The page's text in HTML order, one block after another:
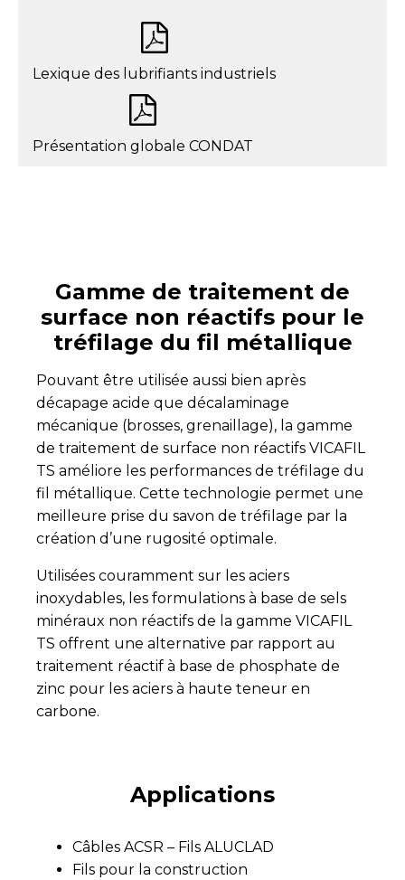
Lexique des lubrifiants industriels
Présentation globale CONDAT
Gamme de traitement de
surface non réactifs pour le
tréfilage du fil métallique
Pouvant être utilisée aussi bien après
décapage acide que décalaminage
mécanique (brosses, grenaillage), la gamme
de traitement de surface non réactifs VICAFIL
TS améliore les performances de tréfilage du
fil métallique. Cette technologie permet une
meilleure prise du savon de tréfilage par la
création d’une rugosité optimale.
Utilisées couramment sur les aciers
inoxydables, les formulations à base de sels
minéraux non réactifs de la gamme VICAFIL
TS offrent une alternative par rapport au
traitement réactif à base de phosphate de
zinc pour les aciers à haute teneur en
carbone.
Applications
Câbles ACSR – Fils ALUCLAD
Fils pour la construction